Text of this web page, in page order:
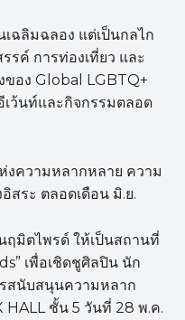
ฉลิมฉลอง แต่เป็นกลไก
รค์ การท่องเที่ยว และ
อง Global LGBTQ+
ว้นท์และกิจกรรมตลอด
งความหลากหลาย ความ
สระ ตลอดเดือน มิ.ย.
ฤมิตไพรด์ ให้เป็นสถานที่
เพื่อเชิดชูศิลปิน นัก
สนับสนุนความหลาก
HALL ชั้น 5 วันที่ 28 พ.ค.